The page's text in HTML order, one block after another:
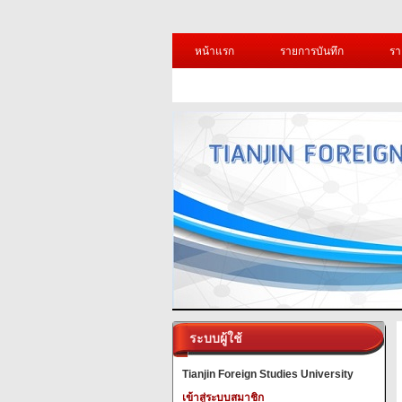
หน้าแรก รายการบันทึก ร
ระบบผู้ใช้
Tianjin Foreign Studies University
เข้าสู่ระบบสมาชิก